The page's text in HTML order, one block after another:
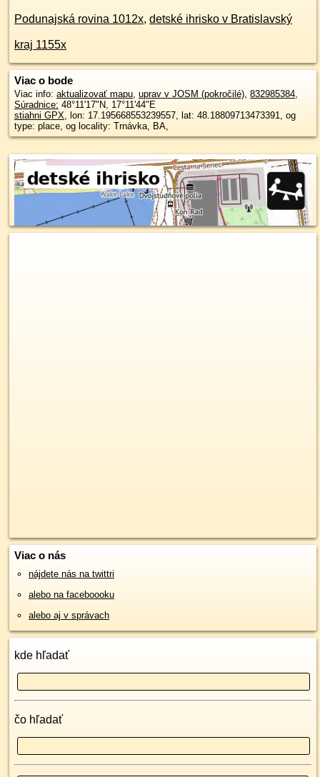
Podunajská rovina 1012x, detské ihrisko v Bratislavský
kraj 1155x
Viac o bode
Viac info: aktualizovať mapu, uprav v JOSM (pokročilé), 832985384,
Súradnice: 48°11'17"N, 17°11'44"E
stiahni GPX, lon: 17.195668553239557, lat: 48.18809713473391, og
type: place, og locality: Trnávka, BA,
Viac o nás
nájdete nás na twittri
alebo na faceboooku
alebo aj v správach
kde hľadať
čo hľadať